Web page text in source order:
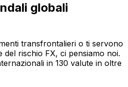
globali
transfrontalieri o ti servono
del rischio FX, ci pensiamo noi.
in 130 valute in oltre